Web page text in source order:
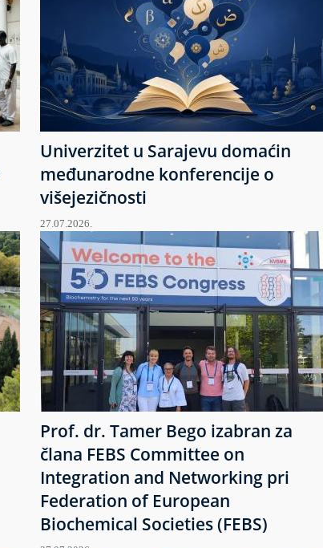
Univerzitet u Sarajevu domaćin
međunarodne konferencije o
višejezičnosti
27.07.2026.
Prof. dr. Tamer Bego izabran za
člana FEBS Committee on
Integration and Networking pri
Federation of European
Biochemical Societies (FEBS)